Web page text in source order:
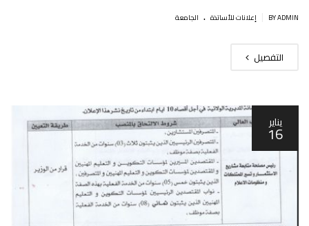
BY ADMIN إعلانات للأساتذة . الجامعة
التفصيل
يناير
16